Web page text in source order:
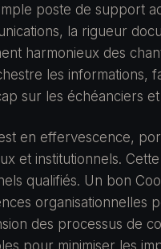
poste de support
la rigueur
harmonieux des
les informations,
sur les échéanciers
en effervescence,
et institutionnels.
qualifiés. Un bon
organisationnelles
des processus de
pour minimiser les